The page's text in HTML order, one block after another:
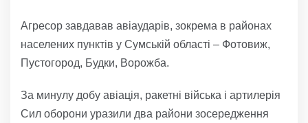
Агресор завдавав авіаударів, зокрема в районах
населених пунктів у Сумській області – Фотовиж,
Пустогород, Будки, Ворожба.
За минулу добу авіація, ракетні війська і артилерія
Сил оборони уразили два райони зосередження